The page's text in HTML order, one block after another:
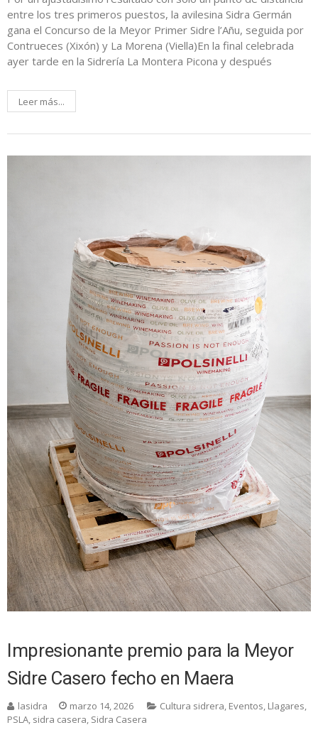
entre los tres primeros puestos, la avilesina Sidra Germán
gana el Concurso de la Meyor Primer Sidre l’Añu, seguida por
Contrueces (Xixón) y La Morena (Viella)En la final celebrada
ayer tarde en la Sidrería La Montera Picona y después
Leer más...
Impresionante premio para la Meyor
Sidre Casero fecho en Maera
lasidra marzo 14, 2026 Cultura sidrera, Eventos, Llagares,
PSLA, sidra casera, Sidra Casera